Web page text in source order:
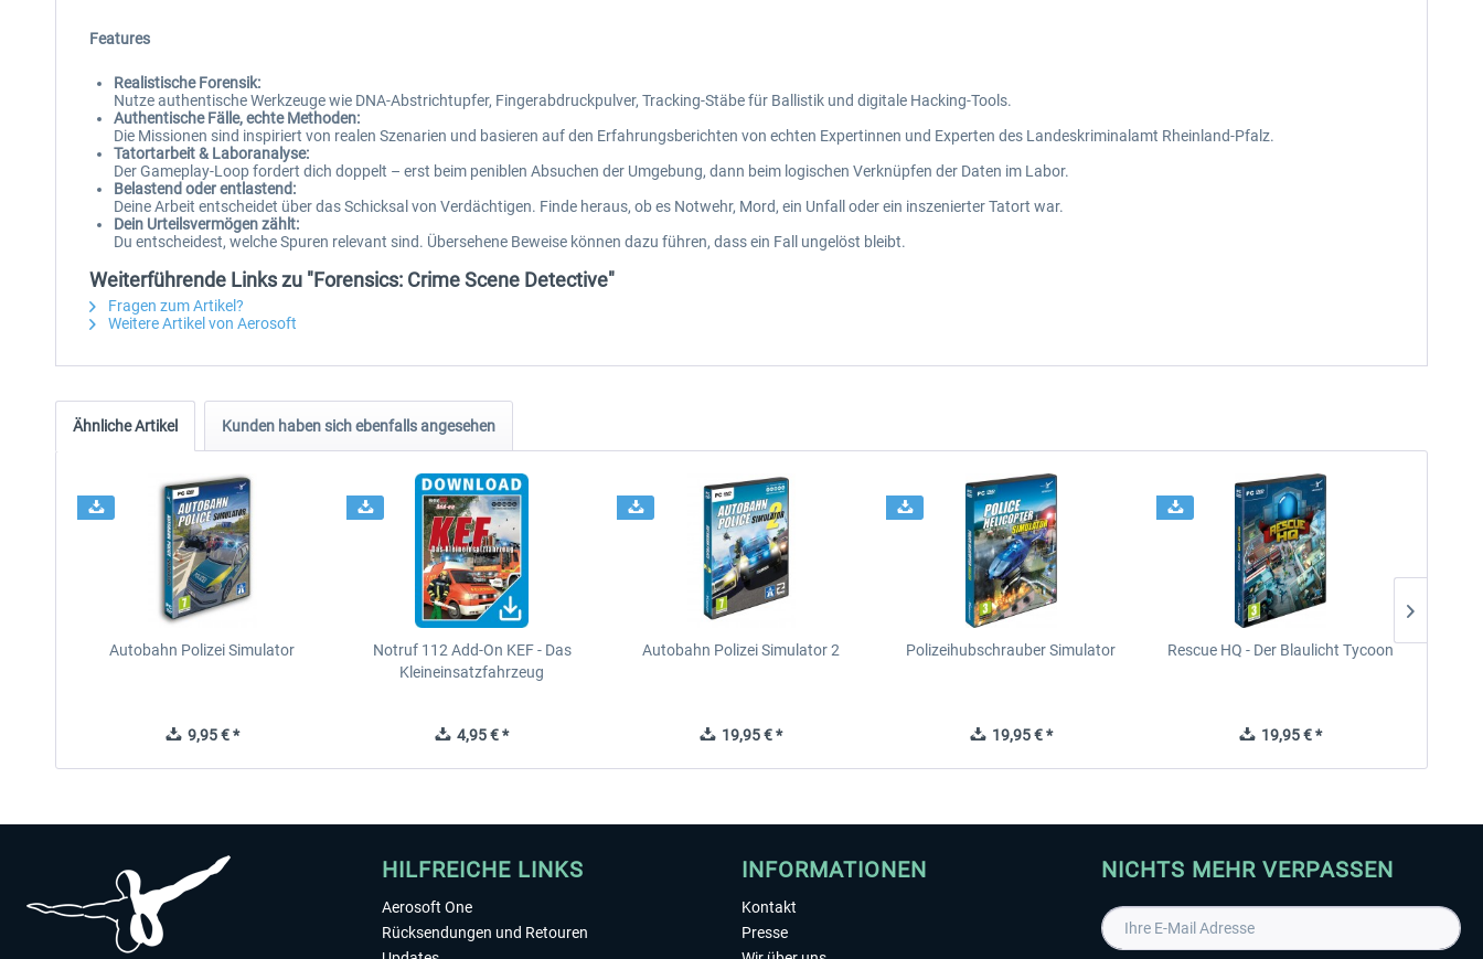
Features
Realistische Forensik:
Nutze authentische Werkzeuge wie DNA-Abstrichtupfer, Fingerabdruckpulver, Tracking-Stäbe für Ballistik und digitale Hacking-Tools.
Authentische Fälle, echte Methoden:
Die Missionen sind inspiriert von realen Szenarien und basieren auf den Erfahrungsberichten von echten Expertinnen und Experten des Landeskriminalamt Rheinland-Pfalz.
Tatortarbeit & Laboranalyse:
Der Gameplay-Loop fordert dich doppelt – erst beim peniblen Absuchen der Umgebung, dann beim logischen Verknüpfen der Daten im Labor.
Belastend oder entlastend:
Deine Arbeit entscheidet über das Schicksal von Verdächtigen. Finde heraus, ob es Notwehr, Mord, ein Unfall oder ein inszenierter Tatort war.
Dein Urteilsvermögen zählt:
Du entscheidest, welche Spuren relevant sind. Übersehene Beweise können dazu führen, dass ein Fall ungelöst bleibt.
Weiterführende Links zu "Forensics: Crime Scene Detective"
Fragen zum Artikel?
Weitere Artikel von Aerosoft
Ähnliche Artikel Kunden haben sich ebenfalls angesehen
Autobahn Polizei Simulator
9,95 € *
Notruf 112 Add-On KEF - Das
Kleineinsatzfahrzeug
4,95 € *
Autobahn Polizei Simulator 2
19,95 € *
Polizeihubschrauber Simulator
19,95 € *
Rescue HQ - Der Blaulicht Tycoon
19,95 € *
HILFREICHE LINKS
Aerosoft One
Rücksendungen und Retouren
INFORMATIONEN
Kontakt
Presse
NICHTS MEHR VERPASSEN